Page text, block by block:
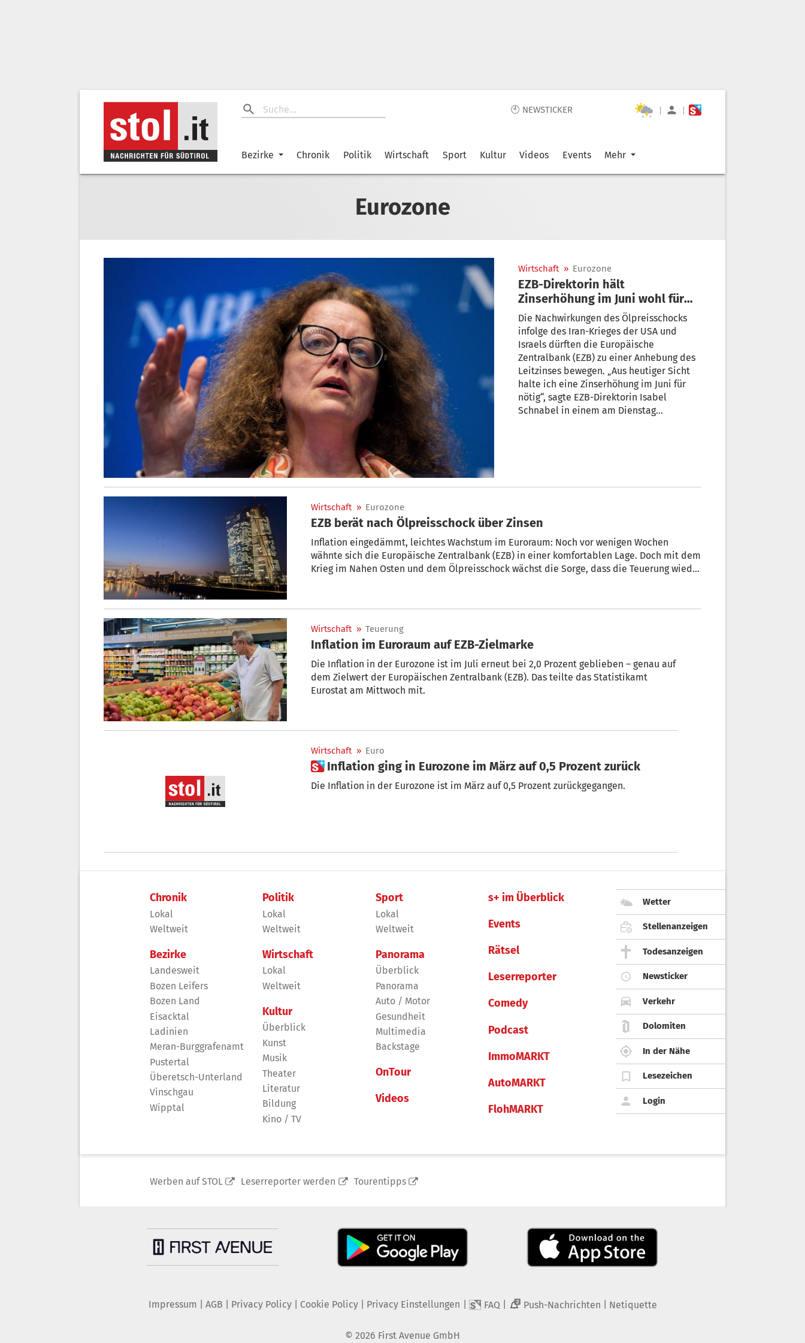
🕙 NEWSTICKER | |
Bezirke Chronik Politik Wirtschaft Sport Kultur Videos Events Mehr
Eurozone
Wirtschaft » Eurozone
EZB-Direktorin hält
Zinserhöhung im Juni wohl für
geboten
Die Nachwirkungen des Ölpreisschocks
infolge des Iran-Krieges der USA und
Israels dürften die Europäische
Zentralbank (EZB) zu einer Anhebung des
Leitzinses bewegen. „Aus heutiger Sicht
halte ich eine Zinserhöhung im Juni für
nötig“, sagte EZB-Direktorin Isabel
Schnabel in einem am Dienstag
Wirtschaft » Eurozone
EZB berät nach Ölpreisschock über Zinsen
Inflation eingedämmt, leichtes Wachstum im Euroraum: Noch vor wenigen Wochen
wähnte sich die Europäische Zentralbank (EZB) in einer komfortablen Lage. Doch mit dem
Krieg im Nahen Osten und dem Ölpreisschock wächst die Sorge, dass die Teuerung wieder
Wirtschaft » Teuerung
Inflation im Euroraum auf EZB-Zielmarke
Die Inflation in der Eurozone ist im Juli erneut bei 2,0 Prozent geblieben – genau auf
dem Zielwert der Europäischen Zentralbank (EZB). Das teilte das Statistikamt
Eurostat am Mittwoch mit.
Wirtschaft » Euro
 Inflation ging in Eurozone im März auf 0,5 Prozent zurück
Die Inflation in der Eurozone ist im März auf 0,5 Prozent zurückgegangen.
Chronik
Lokal
Weltweit
Bezirke
Landesweit
Bozen Leifers
Bozen Land
Eisacktal
Ladinien
Meran-Burggrafenamt
Pustertal
Überetsch-Unterland
Vinschgau
Wipptal
Politik
Lokal
Weltweit
Wirtschaft
Lokal
Weltweit
Kultur
Überblick
Kunst
Musik
Theater
Literatur
Bildung
Kino / TV
Sport
Lokal
Weltweit
Panorama
Überblick
Panorama
Auto / Motor
Gesundheit
Multimedia
Backstage
OnTour
Videos
s+ im Überblick
Events
Rätsel
Leserreporter
Comedy
Podcast
ImmoMARKT
AutoMARKT
FlohMARKT
Wetter
Stellenanzeigen
Todesanzeigen
Newsticker
Verkehr
Dolomiten
In der Nähe
Lesezeichen
Login
Werben auf STOL Leserreporter werden Tourentipps
Impressum AGB Privacy Policy| Cookie Policy| Privacy Einstellungen FAQ 2 Push-Nachrichten Netiquette
© 2026 First Avenue GmbH